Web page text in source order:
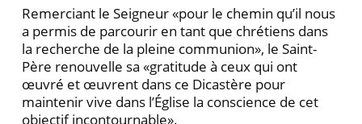
Remerciant le Seigneur «pour le chemin qu’il nous
a permis de parcourir en tant que chrétiens dans
la recherche de la pleine communion», le Saint-
Père renouvelle sa «gratitude à ceux qui ont
œuvré et œuvrent dans ce Dicastère pour
maintenir vive dans l’Église la conscience de cet
objectif incontournable».